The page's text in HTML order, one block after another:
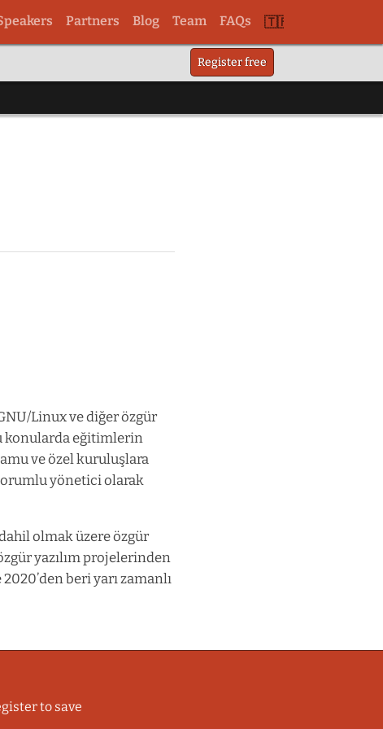
Partners Blog Team
FAQs
Switch
to
Register free
Linux ve diğer özgür
konularda eğitimlerin
ve özel kuruluşlara
yönetici olarak
olmak üzere özgür
yazılım projelerinden
beri yarı zamanlı
to save